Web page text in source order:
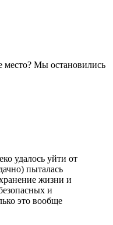
место? Мы остановились
удалось уйти от
пыталась
жизни и
и
это вообще